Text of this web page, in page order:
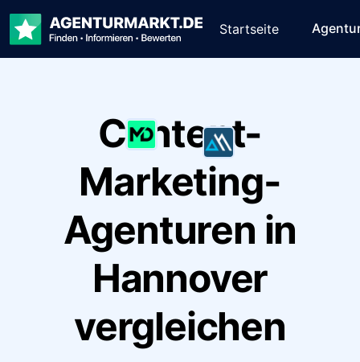
Startseite
Content-
Marketing-
Agenturen in
Hannover
vergleichen